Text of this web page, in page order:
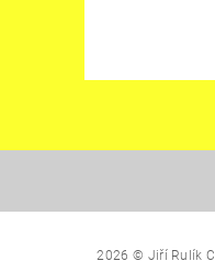
2026 © Jiří Rulík